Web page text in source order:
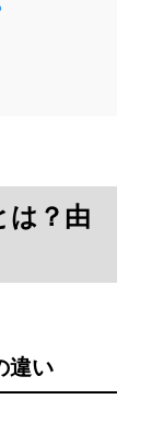
は？由
違い